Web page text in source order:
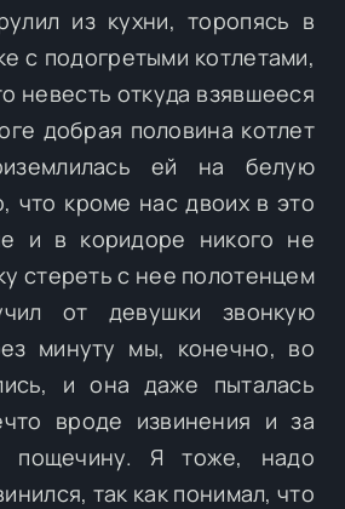
из кухни, торопясь в
с подогретыми котлетами,
невесть откуда взявшееся
добрая половина котлет
ей на белую
что кроме нас двоих в это
и в коридоре никого не
стереть с нее полотенцем
от девушки звонкую
минуту мы, конечно, во
и она даже пыталась
вроде извинения и за
пощечину. Я тоже, надо
так как понимал, что